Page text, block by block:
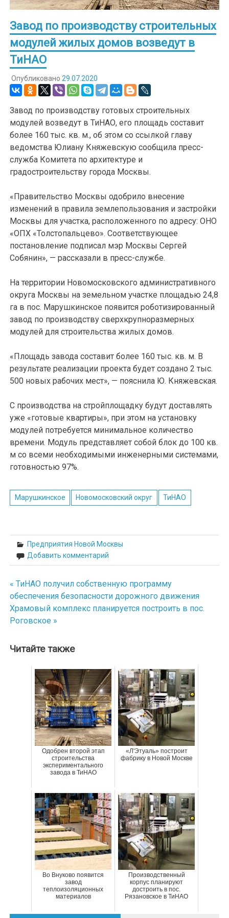
Завод по производству строительных
модулей жилых домов возведут в
ТиНАО
Опубликовано 29.07.2020
Завод по производству готовых строительных
модулей возведут в ТиНАО, его площадь составит
более 160 тыс. кв. м., об этом со ссылкой главу
ведомства Юлиану Княжевскую сообщила пресс-
служба Комитета по архитектуре и
градостроительству города Москвы.
«Правительство Москвы одобрило внесение
изменений в правила землепользования и застройки
Москвы для участка, расположенного по адресу: ОНО
«ОПХ «Толстопальцево». Соответствующее
постановление подписал мэр Москвы Сергей
Собянин», — рассказали в пресс-службе.
На территории Новомосковского административного
округа Москвы на земельном участке площадью 24,8
га в пос. Марушкинское появится роботизированный
завод по производству сверхкрупноразмерных
модулей для строительства жилых домов.
«Площадь завода составит более 160 тыс. кв. м. В
результате реализации проекта будет создано 2 тыс.
500 новых рабочих мест», — пояснила Ю. Княжевская.
С производства на стройплощадку будут доставлять
уже «готовые квартиры», при этом на установку
модулей потребуется минимальное количество
времени. Модуль представляет собой блок до 100 кв.
м со всеми необходимыми инженерными системами,
готовностью 97%.
Марушкинское Новомосковский округ ТиНАО
Предприятия Новой Москвы
Добавить комментарий
Навигация
по
записям
« ТиНАО получил собственную программу
обеспечения безопасности дорожного движения
Храмовый комплекс планируется построить в пос.
Роговское »
Читайте также
Одобрен второй этап
строительства
экспериментального
завода в ТиНАО
«Л'Этуаль» построит
фабрику в Новой Москве
Во Внуково появится
завод
теплоизоляционных
материалов
Производственный
корпус планируют
достроить в пос.
Рязановское в ТиНАО